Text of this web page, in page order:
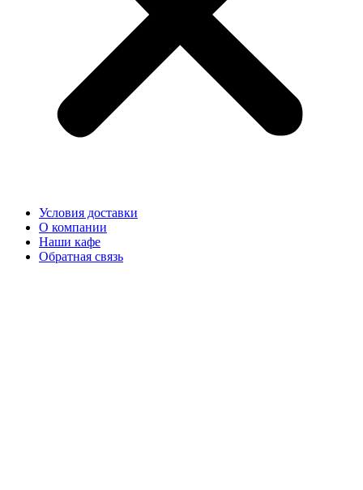
Условия доставки
О компании
Наши кафе
Обратная связь